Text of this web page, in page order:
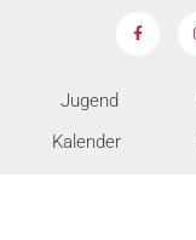
Jugend
Kalender